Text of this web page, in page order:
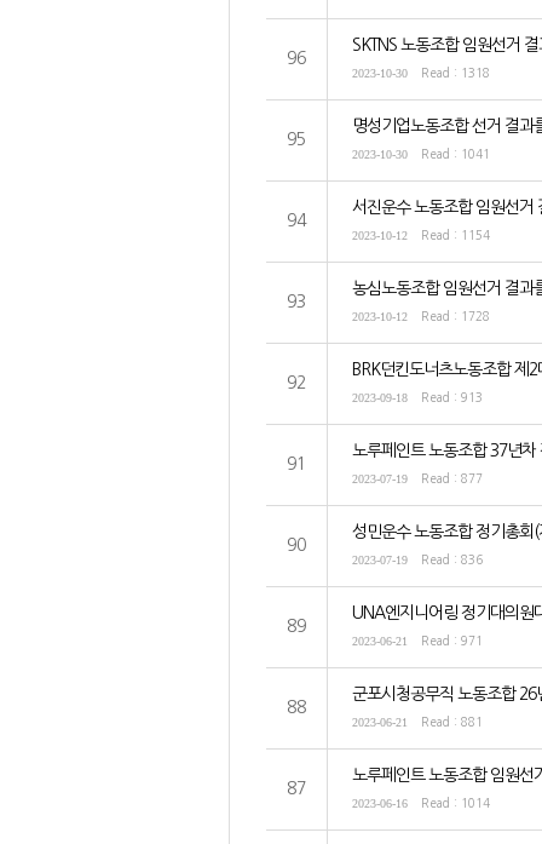
96
SKTNS 노동조합 임원선거
2023-10-30 Read : 1318
95
명성기업노동조합 선거 결과
2023-10-30 Read : 1041
94
서진운수 노동조합 임원선거
2023-10-12 Read : 1154
93
농심노동조합 임원선거 결과
2023-10-12 Read : 1728
92
BRK던킨도너츠노동조합 제
2023-09-18 Read : 913
91
노루페인트 노동조합 37년차
2023-07-19 Read : 877
90
성민운수 노동조합 정기총회(
2023-07-19 Read : 836
89
UNA엔지니어링 정기대의원
2023-06-21 Read : 971
88
군포시청공무직 노동조합 26
2023-06-21 Read : 881
87
노루페인트 노동조합 임원선
2023-06-16 Read : 1014